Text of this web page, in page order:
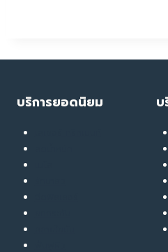
บริการยอดนิยม บ